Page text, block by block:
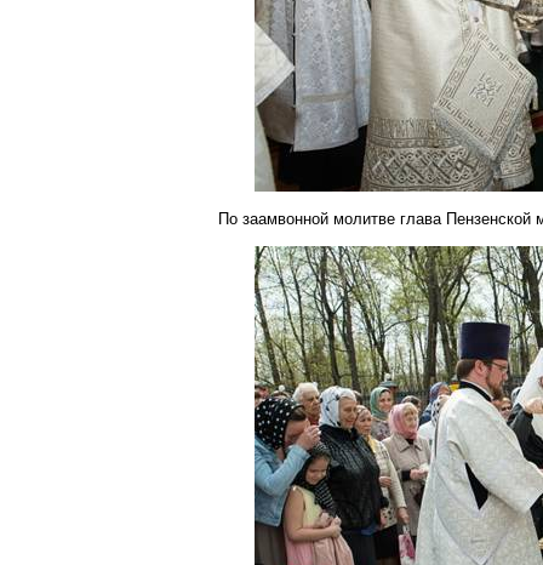
По заамвонной молитве глава